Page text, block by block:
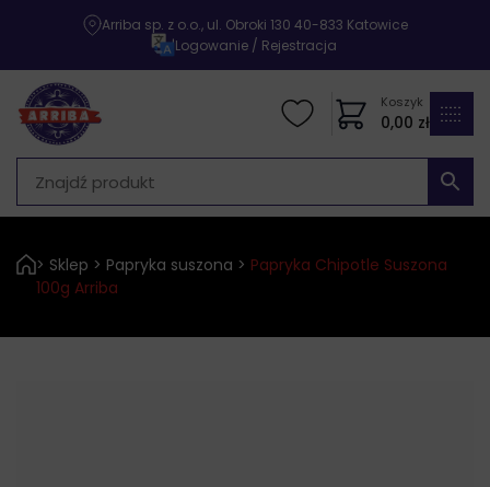
Arriba sp. z o.o., ul. Obroki 130 40-833 Katowice
|Logowanie / Rejestracja
Koszyk
0,00 zł
> Sklep > Papryka suszona > Papryka Chipotle Suszona
100g Arriba